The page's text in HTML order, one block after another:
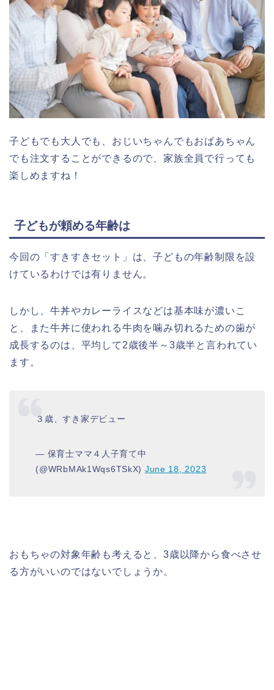
子どもでも大人でも、おじいちゃんでもおばあちゃん
でも注文することができるので、家族全員で行っても
楽しめますね！
子どもが頼める年齢は
今回の「すきすきセット」は、子どもの年齢制限を設
けているわけでは有りません。
しかし、牛丼やカレーライスなどは基本味が濃いこ
と、また牛丼に使われる牛肉を噛み切れるための歯が
成長するのは、平均して2歳後半～3歳半と言われてい
ます。
３歳、すき家デビュー
— 保育士ママ４人子育て中
(@WRbMAk1Wqs6TSkX) June 18, 2023
おもちゃの対象年齢も考えると、3歳以降から食べさせ
る方がいいのではないでしょうか。